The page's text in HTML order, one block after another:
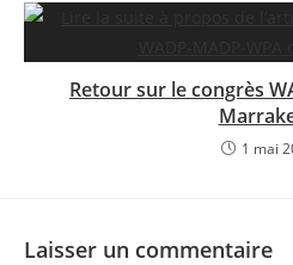
Retour sur le congrès
1 mai
Laisser un commentaire